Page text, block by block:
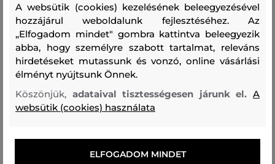
Szezon: SS24 Termék kódja 241W1611-324-KW-999
Összetétel
felső anyag
ORGANIKUS PAMUT
A websütik (cookies) kezelésének beleegyezésével
hozzájárul weboldalunk fejlesztéséhez. Az
„Elfogadom mindet" gombra kattintva beleegyezik
abba, hogy személyre szabott tartalmat, releváns
hirdetéseket mutassunk és vonzó, online vásárlási
élményt nyújtsunk Önnek.
Köszönjük, adataival tisztességesen járunk el.A
websütik (cookies) használata
ELFOGADOM MINDET